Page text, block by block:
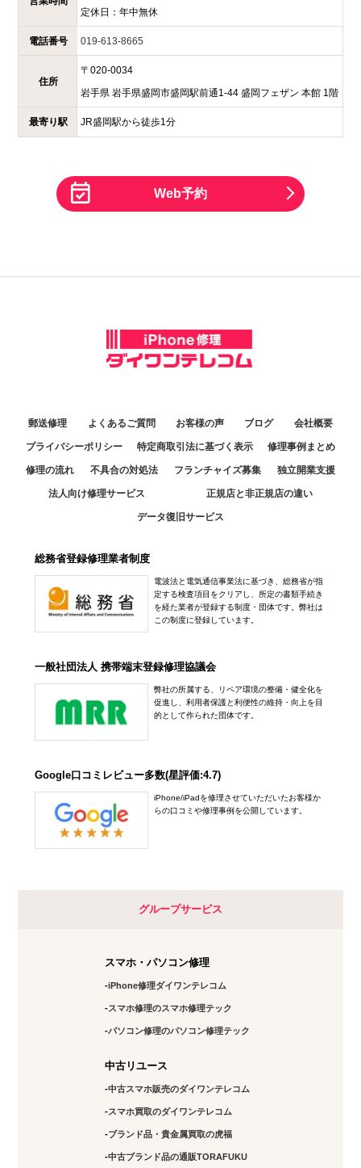
定休日： 年中無休
電話番号 019-613-8665
住所
〒 020-0034
岩手県 岩手県盛岡市盛岡駅前通1-44 盛岡フェザン 本館 1階
最寄り駅 JR盛岡駅から徒歩1分
Web予約
郵送修理 よくあるご質問 お客様の声 ブログ 会社概要
プライバシーポリシー 特定商取引法に基づく表示 修理事例まとめ
修理の流れ 不具合の対処法 フランチャイズ募集 独立開業支援
法人向け修理サービス 正規店と非正規店の違い
データ復旧サービス
総務省登録修理業者制度
電波法と電気通信事業法に基づき、総務省が指
定する検査項目をクリアし、所定の書類手続き
を経た業者が登録する制度・団体です。弊社は
この制度に登録しています。
一般社団法人 携帯端末登録修理協議会
弊社の所属する、リペア環境の整備・健全化を
促進し、利用者保護と利便性の維持・向上を目
的として作られた団体です。
Google口コミレビュー多数(星評価:4.7)
iPhone/iPadを修理させていただいたお客様か
らの口コミや修理事例を公開しています。
グループサービス
スマホ・パソコン修理
iPhone修理ダイワンテレコム
スマホ修理のスマホ修理テック
パソコン修理のパソコン修理テック
中古リユース
中古スマホ販売のダイワンテレコム
スマホ買取のダイワンテレコム
ブランド品・貴金属買取の虎福
中古ブランド品の通販TORAFUKU